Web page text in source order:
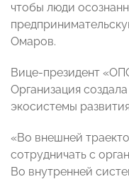
чтобы люди
Омаров.
Вице-президент
Организация
экосистемы
«Во внешней
сотрудничать с
Во внутренней